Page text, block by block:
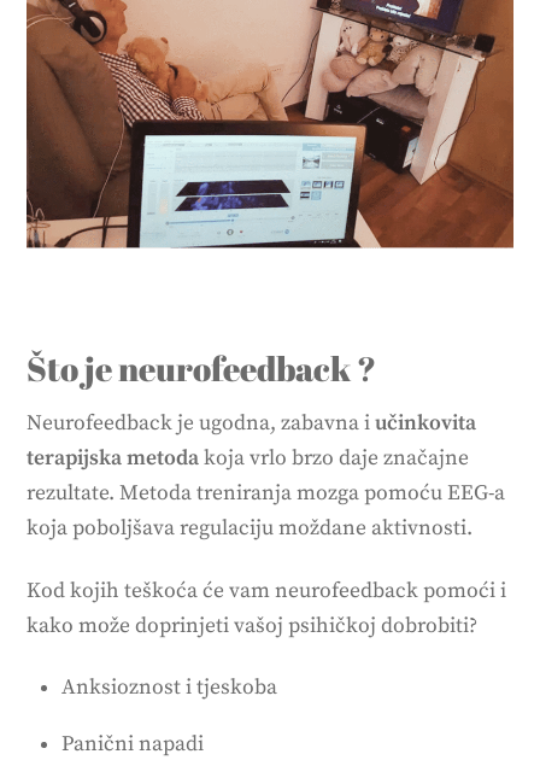
Što je neurofeedback ?
Neurofeedback je ugodna, zabavna iučinkovita
terapijska metodakoja vrlo brzo daje značajne
rezultate. Metoda treniranja mozga pomoću EEG-a
koja poboljšava regulaciju moždane aktivnosti.
Kod kojih teškoća će vam neurofeedback pomoći i
kako može doprinjeti vašoj psihičkoj dobrobiti?
Anksioznost i tjeskoba
Panični napadi